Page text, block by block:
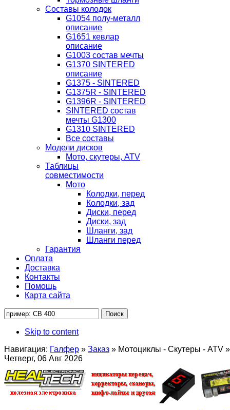
Составы колодок
G1054 полу-металл
описание
G1651 кевлар
описание
G1003 состав мечты
G1370 SINTERED
описание
G1375 - SINTERED
G1375R - SINTERED
G1396R - SINTERED
SINTERED состав
мечты G1300
G1310 SINTERED
Все составы
Модели дисков
Мото, скутеры, ATV
Таблицы
совместимости
Мото
Колодки, перед
Колодки, зад
Диски, перед
Диски, зад
Шланги, зад
Шланги перед
Гарантия
Оплата
Доставка
Контакты
Помощь
Карта сайта
Skip to content
Навигация: Галфер » Заказ » Мотоциклы - Скутеры - ATV »
Четверг, 06 Авг 2026